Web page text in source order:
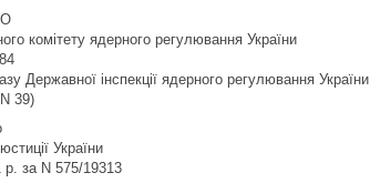
комітету ядерного регулювання України
Державної інспекції ядерного регулювання України
39)
України
р. за N 575/19313